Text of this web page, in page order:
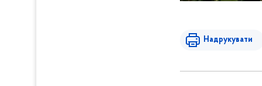
Надрукувати